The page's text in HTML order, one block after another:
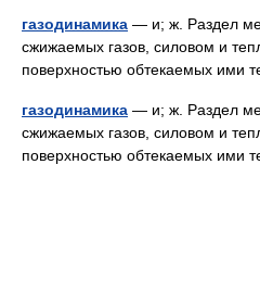
газодинамика — и; ж. Раздел
сжижаемых газов, силовом и
поверхностью обтекаемых ими
газодинамика — и; ж. Раздел
сжижаемых газов, силовом и
поверхностью обтекаемых ими